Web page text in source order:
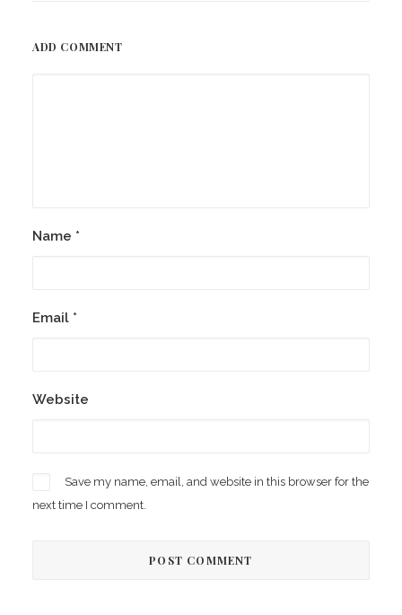
ADD COMMENT
Name *
Email *
Website
Save my name, email, and website in this browser for the
next time I comment.